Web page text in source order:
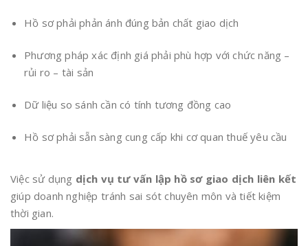
Hồ sơ phải phản ánh đúng bản chất giao dịch
Phương pháp xác định giá phải phù hợp với chức năng –
rủi ro – tài sản
Dữ liệu so sánh cần có tính tương đồng cao
Hồ sơ phải sẵn sàng cung cấp khi cơ quan thuế yêu cầu
Việc sử dụng dịch vụ tư vấn lập hồ sơ giao dịch liên kết
giúp doanh nghiệp tránh sai sót chuyên môn và tiết kiệm
thời gian.